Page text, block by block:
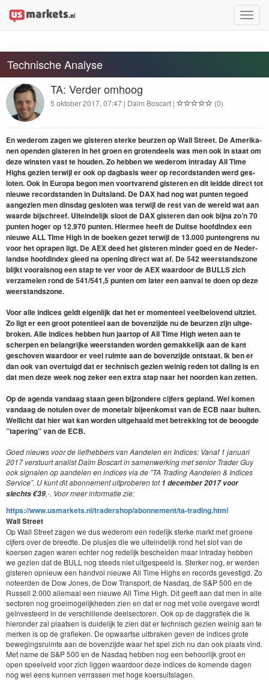
Toggle
Technische Analyse
TA: Verder omhoog
5 oktober 2017, 07:47 | Daïm Boscart | (0)
En wederom zagen we gis­teren sterke beurzen op Wall Street. De Amerika­
nen open­den gis­teren in het groen en gro­ten­deels was men ook in staat om
deze win­sten vast te houden. Zo hebben we wederom intra­day All Time
Highs gezien ter­wi­jl er ook op dag­ba­sis weer op record­standen werd ges­
loten. Ook in Europa begon men voort­varend gis­teren en dit lei­d­de direct tot
nieuwe record­standen in Duit­s­land. De DAXhad nog wat pun­ten tegoed
aangezien men dins­dag ges­loten was ter­wi­jl de rest van de wereld wat aan
waarde bijschreef. Uitein­delijk sloot de DAXgis­teren dan ook bij­na zo’n70
pun­ten hoger op12.970pun­ten. Hier­mee heeft de Duitse hoofdin­dex een
nieuweALLTime High in de boeken gezet ter­wi­jl de13.000pun­ten­grens nu
voor het oprapen ligt. DeAEXdeed het gis­teren min­der goed en de Ned­er­
landse hoofdin­dex gleed na open­ing direct wat af. De542weer­stand­szone
blijkt vooral­snog een stap te ver voor deAEXwaar­door de BULLSzich
verza­me­len rond de541/541,5pun­ten om lat­er een aan­val te doen op deze
weer­stand­szone.
Voor alle indices geldt eigen­lijk dat het er momenteel veel­belovend uitzi­et.
Zo ligt er een groot poten­tieel aan de boven­z­i­jde nu de beurzen zijn uit­ge­
bro­ken. Alle indices hebben hun jaar­top of All Time High weten aan te
scher­pen en belan­grijke weer­standen wor­den gemakke­lijk aan de kant
geschoven waar­door er veel ruimte aan de boven­z­i­jde ontstaat. Ik ben er
dan ook van over­tu­igd dat er tech­nisch gezien weinig reden tot dal­ing is en
dat men deze week nog zek­er een extra stap naar het noor­den kan zetten.
Op de agen­da van­daag staan geen bij­zon­dere cijfers gep­land. Wel komen
van­daag de notulen over de mon­e­tair bijeenkomst van de ECB naar buiten.
Wellicht dat hier wat kan wor­den uit­ge­haald met betrekking tot de beoogde
”taper­ing” van de ECB.
Goed nieuws voor de liefheb­bers van Aan­de­len en Indices: Vanaf1 jan­u­ari
2017ver­stu­urt anal­ist Daïm Boscart in samen­werk­ing met senior Trad­er Guy
ook sig­nalen op aan­de­len en indices via de ”TA Trad­ing Aan­de­len& Indices
Ser­vice”. U kunt dit abon­nement uit­proberen tot1 decem­ber2017voor
slechts €39,-. Voor meer infor­matie zie:
https://​www​.usmar​kets​.nl/​t​r​a​d​e​r​s​h​o​p​/​a​b​o​n​n​e​m​e​n​t​/​t​a​-​t​r​a​d​i​n​g​.html
Wall Street
Op Wall Street zagen we dus wederom een redelijk sterke markt met groene
cijfers over de breedte. De plus­jes die we uitein­delijk rond het slot van de
koersen zagen waren echter nog redelijk beschei­den maar intra­day hebben
we gezien dat de BULL nog steeds niet uit­ge­speeld is. Sterk­er nog, er wer­den
gis­teren opnieuw een hand­vol nieuwe All Time Highs en records geves­tigd. Zo
noteer­den de Dow Jones, de Dow Trans­port, de Nas­daq, de S&P500 en de
Rus­sell 2.000 alle­maal een nieuwe All Time High. Dit geeft aan dat men in alle
sec­toren nog groeimo­gelijkhe­den zien en dat er nog met volle over­gave wordt
geïn­vesteerd in de ver­schil­lende deel­sec­toren. Ook op de dag­grafiek die ik
hieron­der zal plaat­sen is duidelijk te zien dat er tech­nisch gezien weinig aan te
merken is op de grafieken. De opwaartse uit­brak­en geven de indices grote
beweg­ingsruimte aan de boven­z­i­jde waar het spel zich nu dan ook plaats vind.
Met name de S&P500 en de Nas­daq hebben nog een behoor­lijk groot en
open speelveld voor zich liggen waar­door deze indices de komende dagen
nog wel eens kun­nen ver­rassen met hoge koer­suit­sla­gen.